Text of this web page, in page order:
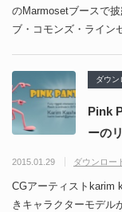
のMarmosetブースで
ブ・コモンズ・ライン
ダウン
Pink
ーの
2015.01.29 ダウンロー
CGアーティストkarim
きキャラクターモデル